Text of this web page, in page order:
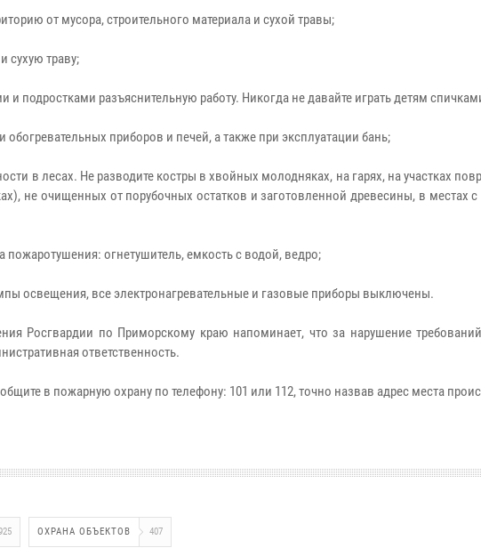
от мусора, строительного материала и сухой травы;
сухую траву;
подростками разъяснительную работу. Никогда не давайте играть детям
приборов и печей, а также при эксплуатации бань;
в лесах. Не разводите костры в хвойных молодняках, на гарях, на участках
не очищенных от порубочных остатков и заготовленной древесины, в местах
огнетушитель, емкость с водой, ведро;
освещения, все электронагревательные и газовые приборы выключены.
Росгвардии по Приморскому краю напоминает, что за нарушение
ответственность.
в пожарную охрану по телефону: 101 или 112, точно назвав адрес места
ОХРАНА ОБЪЕКТОВ 407